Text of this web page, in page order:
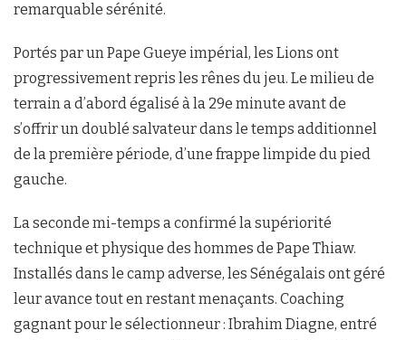
remarquable sérénité.
Portés par un Pape Gueye impérial, les Lions ont
progressivement repris les rênes du jeu. Le milieu de
terrain a d’abord égalisé à la 29e minute avant de
s’offrir un doublé salvateur dans le temps additionnel
de la première période, d’une frappe limpide du pied
gauche.
La seconde mi-temps a confirmé la supériorité
technique et physique des hommes de Pape Thiaw.
Installés dans le camp adverse, les Sénégalais ont géré
leur avance tout en restant menaçants. Coaching
gagnant pour le sélectionneur : Ibrahim Diagne, entré